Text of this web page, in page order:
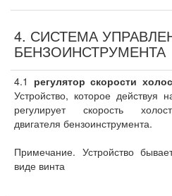
4. СИСТЕМА
БЕНЗОИНСТРУМЕНТА
4.1 регулятор скорости
Устройство, которое действуя
регулирует скорость
двигателя бензоинструмента.
Примечание. Устройство
виде винта